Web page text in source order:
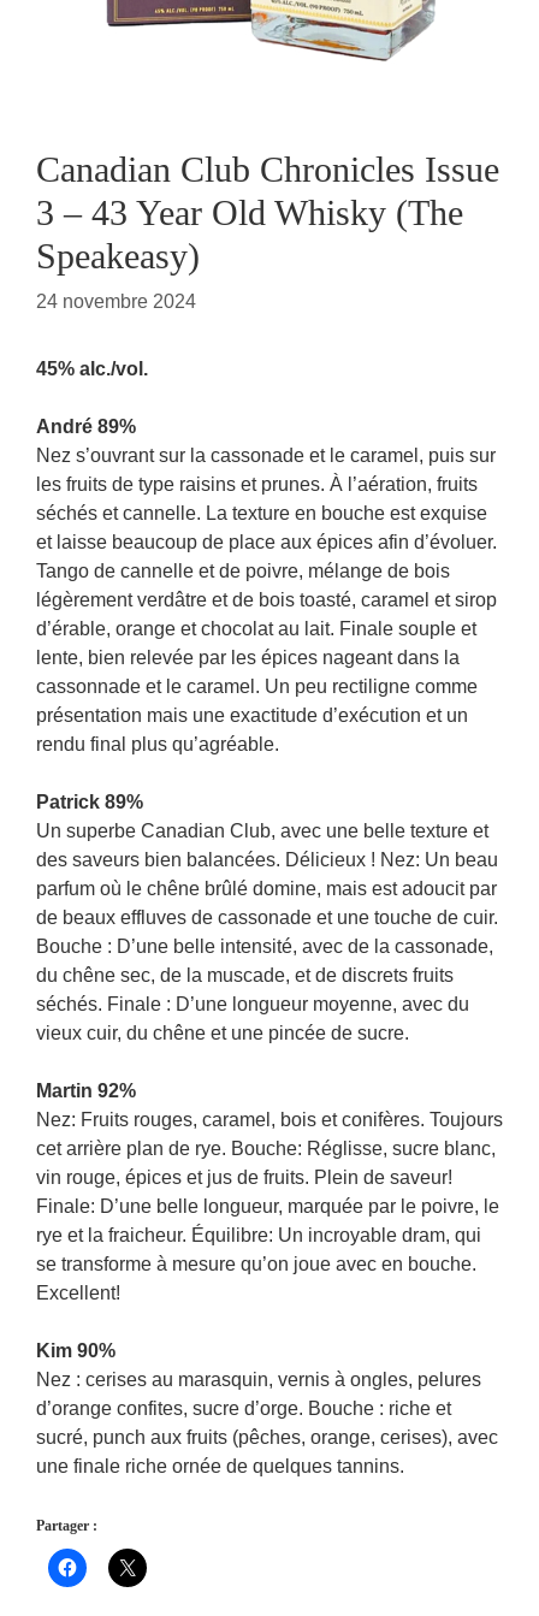
Canadian Club Chronicles Issue
3 – 43 Year Old Whisky (The
Speakeasy)
24 novembre 2024
45% alc./vol.
André 89%
Nez s’ouvrant sur la cassonade et le caramel, puis sur
les fruits de type raisins et prunes. À l’aération, fruits
séchés et cannelle. La texture en bouche est exquise
et laisse beaucoup de place aux épices afin d’évoluer.
Tango de cannelle et de poivre, mélange de bois
légèrement verdâtre et de bois toasté, caramel et sirop
d’érable, orange et chocolat au lait. Finale souple et
lente, bien relevée par les épices nageant dans la
cassonnade et le caramel. Un peu rectiligne comme
présentation mais une exactitude d’exécution et un
rendu final plus qu’agréable.
Patrick 89%
Un superbe Canadian Club, avec une belle texture et
des saveurs bien balancées. Délicieux ! Nez: Un beau
parfum où le chêne brûlé domine, mais est adoucit par
de beaux effluves de cassonade et une touche de cuir.
Bouche : D’une belle intensité, avec de la cassonade,
du chêne sec, de la muscade, et de discrets fruits
séchés. Finale : D’une longueur moyenne, avec du
vieux cuir, du chêne et une pincée de sucre.
Martin 92%
Nez: Fruits rouges, caramel, bois et conifères. Toujours
cet arrière plan de rye. Bouche: Réglisse, sucre blanc,
vin rouge, épices et jus de fruits. Plein de saveur!
Finale: D’une belle longueur, marquée par le poivre, le
rye et la fraicheur. Équilibre: Un incroyable dram, qui
se transforme à mesure qu’on joue avec en bouche.
Excellent!
Kim 90%
Nez : cerises au marasquin, vernis à ongles, pelures
d’orange confites, sucre d’orge. Bouche : riche et
sucré, punch aux fruits (pêches, orange, cerises), avec
une finale riche ornée de quelques tannins.
Partager :